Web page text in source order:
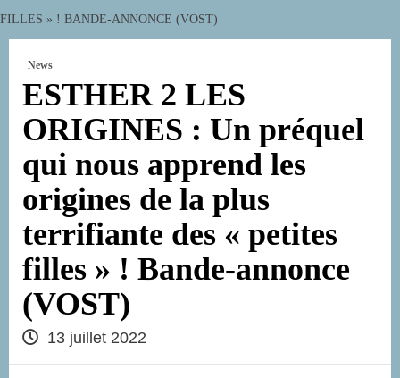
FILLES » ! BANDE-ANNONCE (VOST)
News
ESTHER 2 LES
ORIGINES : Un préquel
qui nous apprend les
origines de la plus
terrifiante des « petites
filles » ! Bande-annonce
(VOST)
13 juillet 2022